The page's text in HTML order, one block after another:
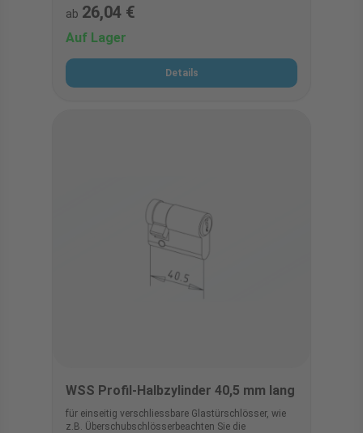
ab 26,04 €
Auf Lager
Details
WSS Profil-Halbzylinder 40,5 mm lang
für einseitig verschliessbare Glastürschlösser, wie
z.B. Überschubschlösserbeachten Sie die